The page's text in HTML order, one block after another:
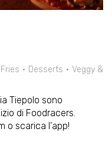
Fries Desserts
Veggy &
Tiepolo sono
di Foodracers.
o scarica l'app!